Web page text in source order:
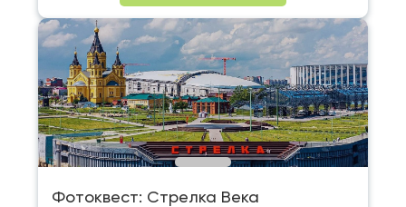
Фотоквест: Стрелка Века